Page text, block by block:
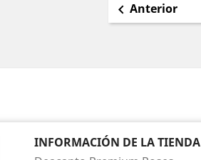
 Anterior
INFORMACIÓN DE LA TIENDA